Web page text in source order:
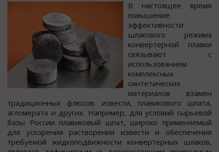
В настоящее время
повышение
эффективности
шлакового режима
конвертерной плавки
связывают с
использованием
комплексных
синтетических
материалов взамен
традиционных флюсов: извести, плавикового шпата,
агломерата и других. Например, для условий сырьевой
базы России плавиковый шпат, широко применяемый
для ускорения растворения извести и обеспечения
требуемой жидкоподвижности конвертерных шлаков,